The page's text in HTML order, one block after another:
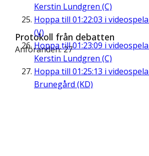
Kerstin Lundgren (C)
Hoppa till 01:22:03 i
(V)
Hoppa till01:23:09 i
Kerstin Lundgren (C)
Hoppa till 01:25:13 i
Brunegård (KD)
Protokoll från debatten
Anföranden: 27